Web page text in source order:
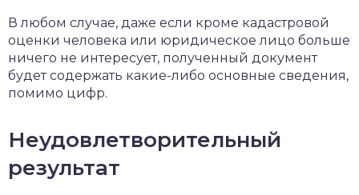
В любом случае, даже если кроме кадастровой
оценки человека или юридическое лицо больше
ничего не интересует, полученный документ
будет содержать какие-либо основные сведения,
помимо цифр.
Неудовлетворительный
результат